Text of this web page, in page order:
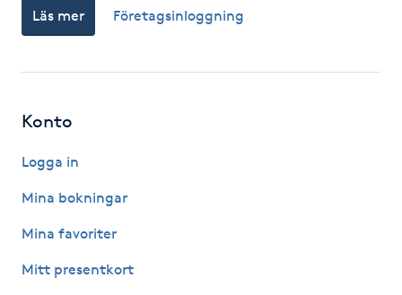
Hot yoga
Hudföryngring
Hudvård
Hyaluronsyra
Läs mer Företagsinloggning
Konto
Logga in
Mina bokningar
Mina favoriter
Mitt presentkort